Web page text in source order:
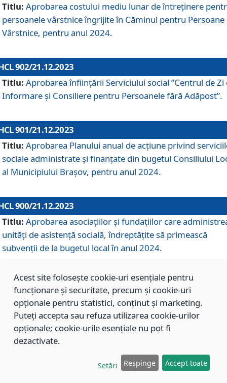
Titlu: Aprobarea costului mediu lunar de întreţinere
persoanele vârstnice îngrijite în Căminul pentru Persoane
Vârstnice, pentru anul 2024.
902/21.12.2023
Titlu: Aprobarea înființării Serviciului social ”Centrul de Zi
Informare și Consiliere pentru Persoanele fără Adăpost”.
901/21.12.2023
Titlu: Aprobarea Planului anual de acțiune privind
sociale administrate și finanțate din bugetul Consiliului
al Municipiului Brașov, pentru anul 2024.
900/21.12.2023
Titlu: Aprobarea asociațiilor şi fundațiilor care
unități de asistenţă socială, îndreptăţite să primească
subvenţii de la bugetul local în anul 2024.
899/21.12.2023
Aprobarea standardelor de cost pentru serviciile
sociale furnizate în cadrul Direcției de Asistență Socială
Brașov, pentru anul 2024.
Modificarea Anexei la H.C.L. nr. 91 din 09.02.2018,
Acest site folosește cookie-uri esențiale pentru
funcționare și securitate, precum și cookie-uri
opționale pentru statistici, conținut și marketing.
Puteți accepta sau refuza utilizarea cookie-urilor
opționale; cookie-urile esențiale nu pot fi
dezactivate.
Setări Respinge Accept toate